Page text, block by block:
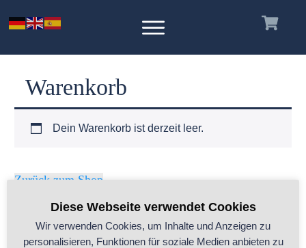
Warenkorb
Dein Warenkorb ist derzeit leer.
Zurück zum Shop
Diese Webseite verwendet Cookies
Wir verwenden Cookies, um Inhalte und Anzeigen zu
personalisieren, Funktionen für soziale Medien anbieten zu